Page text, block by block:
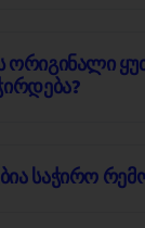
ორიგინალი
საჭირო